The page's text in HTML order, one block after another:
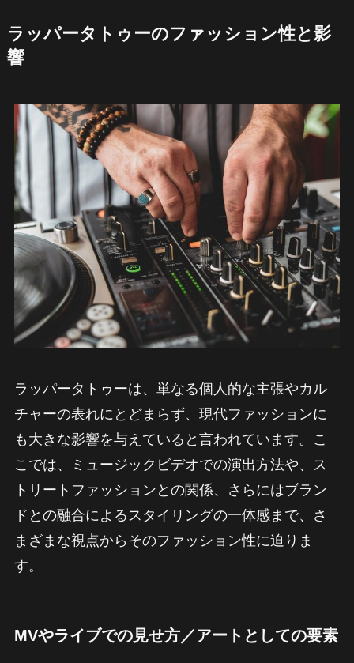
ラッパータトゥーのファッション性と影
響
ラッパータトゥーは、単なる個人的な主張やカル
チャーの表れにとどまらず、現代ファッションに
も大きな影響を与えていると言われています。こ
こでは、ミュージックビデオでの演出方法や、ス
トリートファッションとの関係、さらにはブラン
ドとの融合によるスタイリングの一体感まで、さ
まざまな視点からそのファッション性に迫りま
す。
MVやライブでの見せ方／アートとしての要素